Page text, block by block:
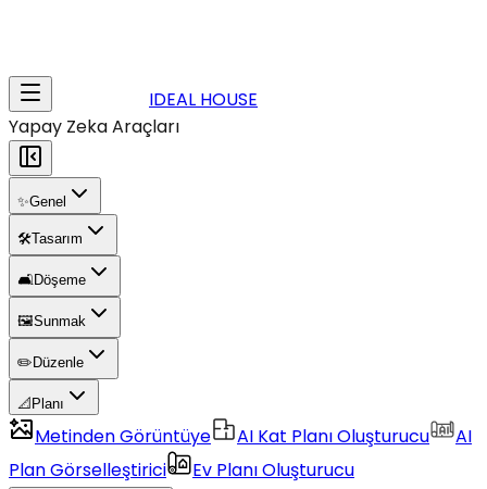
IDEAL HOUSE
Yapay Zeka Araçları
✨Genel
🛠️Tasarım
🛋️Döşeme
🖼️Sunmak
✏️ Düzenle
📐 Planı
Metinden Görüntüye AI Kat Planı Oluşturucu
AI
Plan Görselleştirici
Ev Planı Oluşturucu